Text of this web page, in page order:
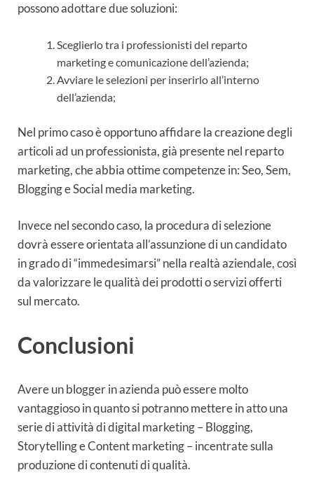
possono adottare due soluzioni:
Sceglierlo tra i professionisti del reparto
marketing e comunicazione dell’azienda;
Avviare le selezioni per inserirlo all’interno
dell’azienda;
Nel primo caso è opportuno affidare la creazione degli
articoli ad un professionista, già presente nel reparto
marketing, che abbia ottime competenze in: Seo, Sem,
Blogging e Social media marketing.
Invece nel secondo caso, la procedura di selezione
dovrà essere orientata all’assunzione di un candidato
in grado di “immedesimarsi” nella realtà aziendale, così
da valorizzare le qualità dei prodotti o servizi offerti
sul mercato.
Conclusioni
Avere un blogger in azienda può essere molto
vantaggioso in quanto si potranno mettere in atto una
serie di attività di digital marketing – Blogging,
Storytelling e Content marketing – incentrate sulla
produzione di contenuti di qualità.